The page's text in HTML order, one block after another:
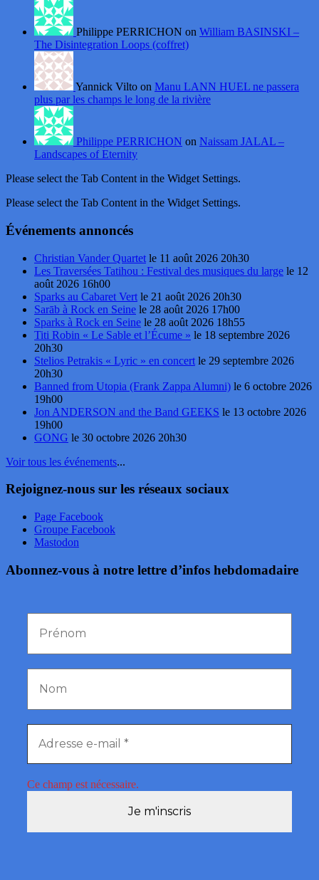
Philippe PERRICHON on William BASINSKI –
The Disintegration Loops (coffret)
Yannick Vilto on Manu LANN HUEL ne passera
plus par les champs le long de la rivière
Philippe PERRICHON on Naissam JALAL –
Landscapes of Eternity
Please select the Tab Content in the Widget Settings.
Please select the Tab Content in the Widget Settings.
Événements annoncés
Christian Vander Quartet le 11 août 2026 20h30
Les Traversées Tatihou : Festival des musiques du large le 12
août 2026 16h00
Sparks au Cabaret Vert le 21 août 2026 20h30
Sarāb à Rock en Seine le 28 août 2026 17h00
Sparks à Rock en Seine le 28 août 2026 18h55
Titi Robin « Le Sable et l’Écume » le 18 septembre 2026
20h30
Stelios Petrakis « Lyric » en concert le 29 septembre 2026
20h30
Banned from Utopia (Frank Zappa Alumni) le 6 octobre 2026
19h00
Jon ANDERSON and the Band GEEKS le 13 octobre 2026
19h00
GONG le 30 octobre 2026 20h30
Voir tous les événements...
Rejoignez-nous sur les réseaux sociaux
Page Facebook
Groupe Facebook
Mastodon
Abonnez-vous à notre lettre d’infos hebdomadaire
Ce champ est nécessaire.